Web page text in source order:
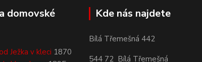
domovské
Ježka v kleci 1870
Kde nás najdete
Bílá Třemešná 442
544 72 Bílá Třemešná